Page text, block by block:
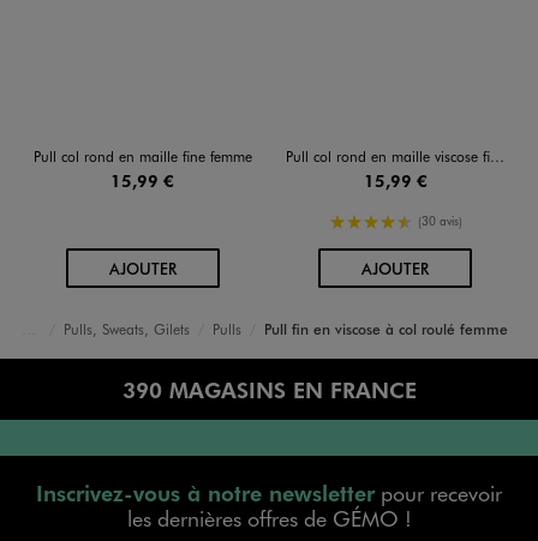
Pull col rond en maille fine femme
15,99 €
AJOUTERAU PANIER
Pull col rond en maille viscose fine et souple femme
15,99 €
4.5/5 de moyenne
(30 avis)
AJOUTERAU PANIER
FemmePulls, Sweats, Gilets Pulls Pull fin en viscose à col roulé femme
390 MAGASINS EN FRANCE
Inscrivez-vous à notre newsletterpour recevoir
les dernières offres de GÉMO !